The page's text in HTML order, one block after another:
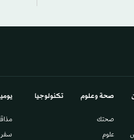
صحة وعلوم
صحتك
علوم
تكنولوجيا
سفر